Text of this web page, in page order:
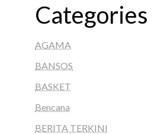
Categories
AGAMA
BANSOS
BASKET
Bencana
BERITA TERKINI